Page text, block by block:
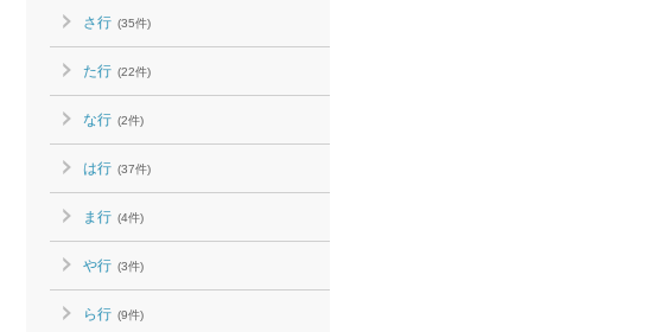
さ行 (35件)
た行 (22件)
な行 (2件)
は行 (37件)
ま行 (4件)
や行 (3件)
ら行 (9件)